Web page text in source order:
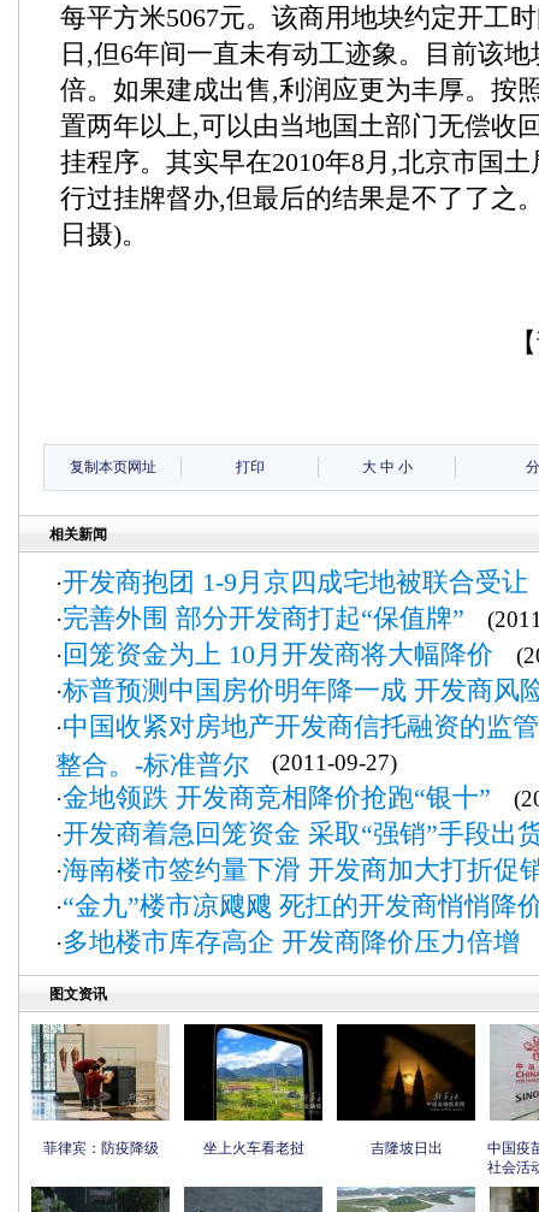
每平方米5067元。该商用地块约定开工
日,但6年间一直未有动工迹象。目前该
倍。如果建成出售,利润应更为丰厚。按
置两年以上,可以由当地国土部门无偿收
挂程序。其实早在2010年8月,北京市国
行过挂牌督办,但最后的结果是不了了之
日摄)。
复制本页网址 打印 大 中 小
相关新闻
·开发商抱团 1-9月京四成宅地被联合受让
·完善外围 部分开发商打起“保值牌”
·回笼资金为上 10月开发商将大幅降价
·标普预测中国房价明年降一成 开发商风
·中国收紧对房地产开发商信托融资的监
整合。-标准普尔 (2011-09-27)
·金地领跌 开发商竞相降价抢跑“银十”
·开发商着急回笼资金 采取“强销”手段出
·海南楼市签约量下滑 开发商加大打折促
·“金九”楼市凉飕飕 死扛的开发商悄悄降
·多地楼市库存高企 开发商降价压力倍增
图文资讯
菲律宾：防疫降级 坐上火车看老挝 吉隆坡日出
中国疫
社会活